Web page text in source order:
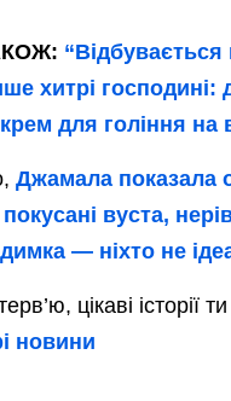
“Відбувається
хитрі господині:
для гоління на
Джамала показала
вуста,
— ніхто не
цікаві історії
новини